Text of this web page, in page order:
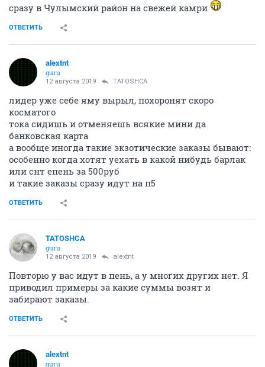
сразу в Чулымский район на свежей камри
ОТВЕТИТЬ
alextnt
guru
12 августа 2019 TATOSHCA
лидер уже себе яму вырыл, похоронят скоро
косматого
тока сидишь и отменяешь всякие мини да
банковская карта
а вообще иногда такие экзотические заказы бывают:
особенно когда хотят уехать в какой нибудь барлак
или снт епень за 500руб
и такие заказы сразу идут на п5
ОТВЕТИТЬ
TATOSHCA
guru
12 августа 2019 alextnt
Повторю у вас идут в пень, а у многих других нет. Я
приводил примеры за какие суммы возят и
забирают заказы.
ОТВЕТИТЬ
alextnt
guru